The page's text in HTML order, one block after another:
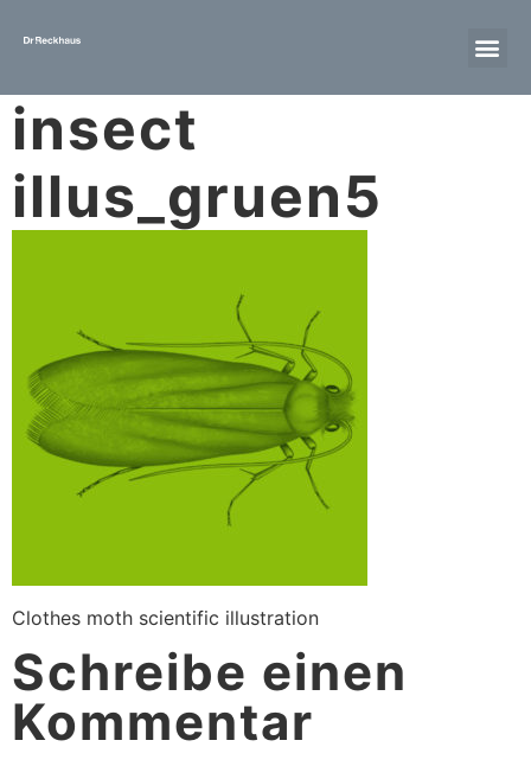
insect
illus_gruen5
Clothes moth scientific illustration
Schreibe einen
Kommentar